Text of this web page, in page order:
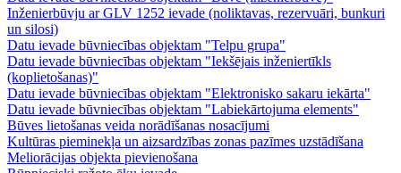
Inženierbūvju ar GLV 1252 ievade (noliktavas, rezervuāri, bunkuri
un silosi)
Datu ievade būvniecības objektam "Telpu grupa"
Datu ievade būvniecības objektam "Iekšējais inženiertīkls
(koplietošanas)"
Datu ievade būvniecības objektam "Elektronisko sakaru iekārta"
Datu ievade būvniecības objektam "Labiekārtojuma elements"
Būves lietošanas veida norādīšanas nosacījumi
Kultūras pieminekļa un aizsardzības zonas pazīmes uzstādīšana
Meliorācijas objekta pievienošana